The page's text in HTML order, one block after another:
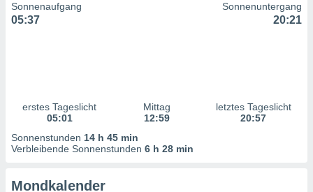
Sonnenaufgang
05:37
Sonnenuntergang
20:21
erstes Tageslicht
05:01
Mittag
12:59
letztes Tageslicht
20:57
Sonnenstunden 14 h 45 min
Verbleibende Sonnenstunden 6 h 28 min
Mondkalender